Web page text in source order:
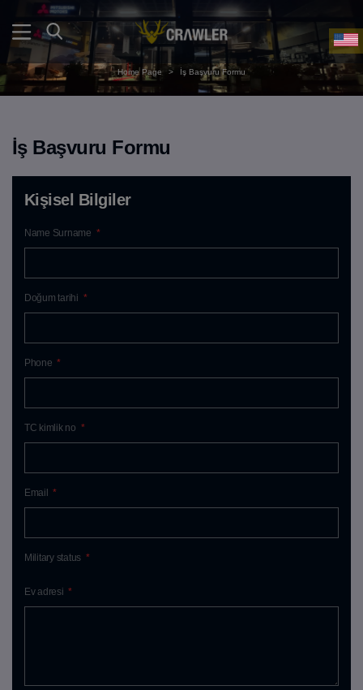
Home Page > İş Başvuru Formu
İş Başvuru Formu
Kişisel Bilgiler
Name Surname *
Doğum tarihi *
Phone *
TC kimlik no *
Email *
Military status *
Ev adresi *